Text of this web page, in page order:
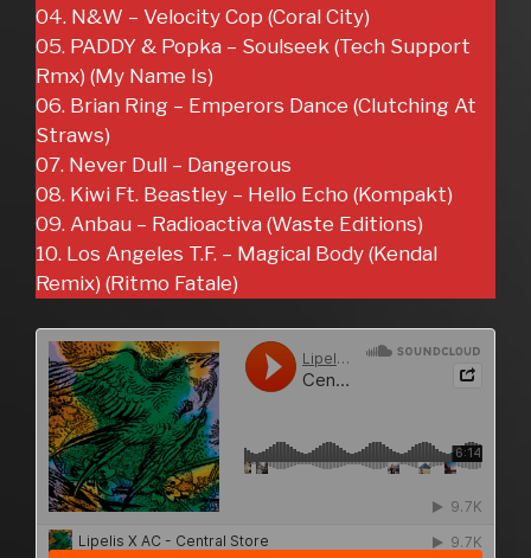
04. N&W – Velocity Cop (Coral City)
05. PADDY & Popka – Soulseek (Tech Support
Rmx) (My Name Is)
06. Brian Ring – Emperors Dance (Clutching At
Straws)
07. Never Dull – Dangerous
08. Kiwi Ft. Beastley – Hello Echo (Kompakt)
09. Anbau – Radioactiva (Waste Editions)
10. Los Angeles T.F. – Magical Body (Kendal
Remix) (Ritmo Fatale)